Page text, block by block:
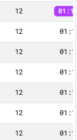
12
12
12
12
12
12
12